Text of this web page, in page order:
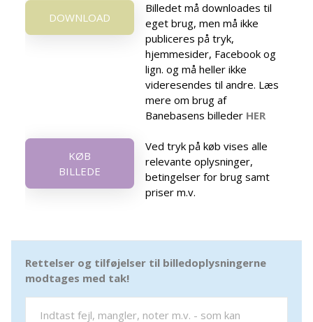
DOWNLOAD
Billedet må downloades til
eget brug, men må ikke
publiceres på tryk,
hjemmesider, Facebook og
lign. og må heller ikke
videresendes til andre. Læs
mere om brug af
Banebasens billeder HER
KØB
BILLEDE
Ved tryk på køb vises alle
relevante oplysninger,
betingelser for brug samt
priser m.v.
Rettelser og tilføjelser til billedoplysningerne
modtages med tak!